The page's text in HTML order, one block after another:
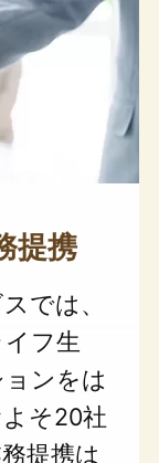
提携
では、
フ生
ンをは
そ20社
提携は